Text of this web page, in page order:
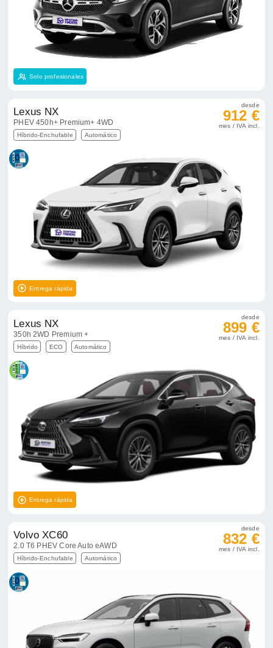
Solo profesionales
Lexus NX
PHEV 450h+ Premium+ 4WD
Híbrido-Enchufable Automático
desde
912 €
mes / IVA incl.
Entrega rápida
Lexus NX
350h 2WD Premium +
Híbrido ECO Automático
desde
899 €
mes / IVA incl.
Entrega rápida
Volvo XC60
2.0 T6 PHEV Core Auto eAWD
Híbrido-Enchufable Automático
desde
832 €
mes / IVA incl.